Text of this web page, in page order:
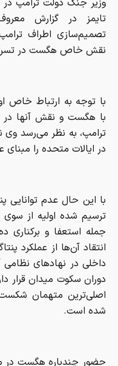
با هگست و نقش آنها در
ترامپ، به نظر می‌رسد وی
در ایالات متحده را
با این حال عدم توانایی
ترسیم شده اولیه از سوی
جمله استعفا و برکناری
انتقاد آن‌ها از عملکرد
اصلی‌ترین متهمان
شده است.
حضور چندباره هگست
درخصوص آنچه در
سناتورهای حزب
متبوع ترامپ تاکنون